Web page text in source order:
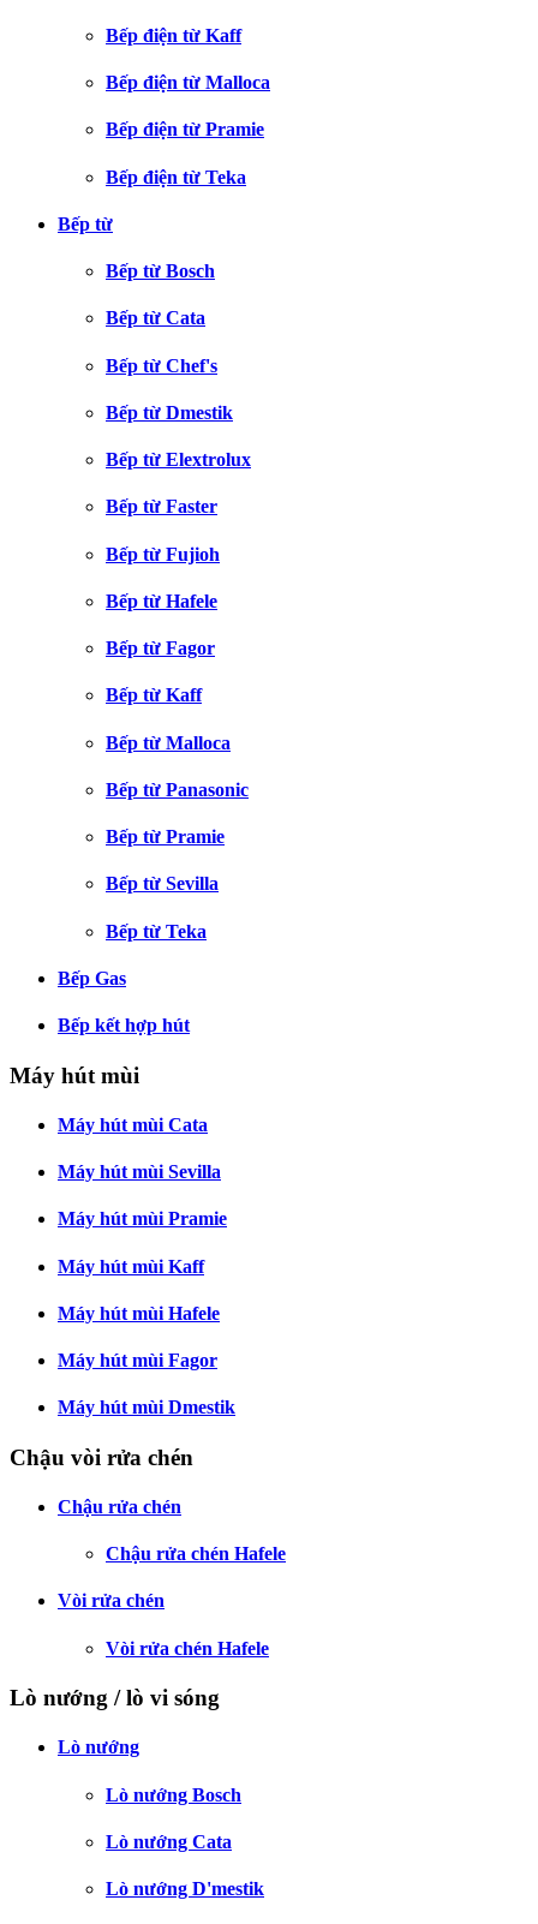
Bếp điện từ Kaff
Bếp điện từ Malloca
Bếp điện từ Pramie
Bếp điện từ Teka
Bếp từ
Bếp từ Bosch
Bếp từ Cata
Bếp từ Chef's
Bếp từ Dmestik
Bếp từ Elextrolux
Bếp từ Faster
Bếp từ Fujioh
Bếp từ Hafele
Bếp từ Fagor
Bếp từ Kaff
Bếp từ Malloca
Bếp từ Panasonic
Bếp từ Pramie
Bếp từ Sevilla
Bếp từ Teka
Bếp Gas
Bếp kết hợp hút
Máy hút mùi
Máy hút mùi Cata
Máy hút mùi Sevilla
Máy hút mùi Pramie
Máy hút mùi Kaff
Máy hút mùi Hafele
Máy hút mùi Fagor
Máy hút mùi Dmestik
Chậu vòi rửa chén
Chậu rửa chén
Chậu rửa chén Hafele
Vòi rửa chén
Vòi rửa chén Hafele
Lò nướng / lò vi sóng
Lò nướng
Lò nướng Bosch
Lò nướng Cata
Lò nướng D'mestik